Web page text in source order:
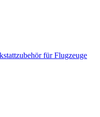
für Flugzeuge